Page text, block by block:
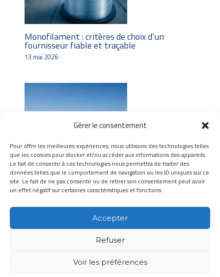
Gérer le consentement
Pour offrir les meilleures expériences, nous utilisons des technologies telles
que les cookies pour stocker et/ou accéder aux informations des appareils.
Le fait de consentir à ces technologies nous permettra de traiter des
données telles que le comportement de navigation ou les ID uniques sur ce
site. Le fait de ne pas consentir ou de retirer son consentement peut avoir
un effet négatif sur certaines caractéristiques et fonctions.
Accepter
Refuser
Voir les préférences
Monofilament : critères de choix d’un
fournisseur fiable et traçable
13 mai 2026
Filet d’ombrage 70 % : caractéristiques
techniques et usages agricoles